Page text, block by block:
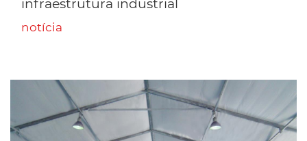
infraestrutura industrial
notícia